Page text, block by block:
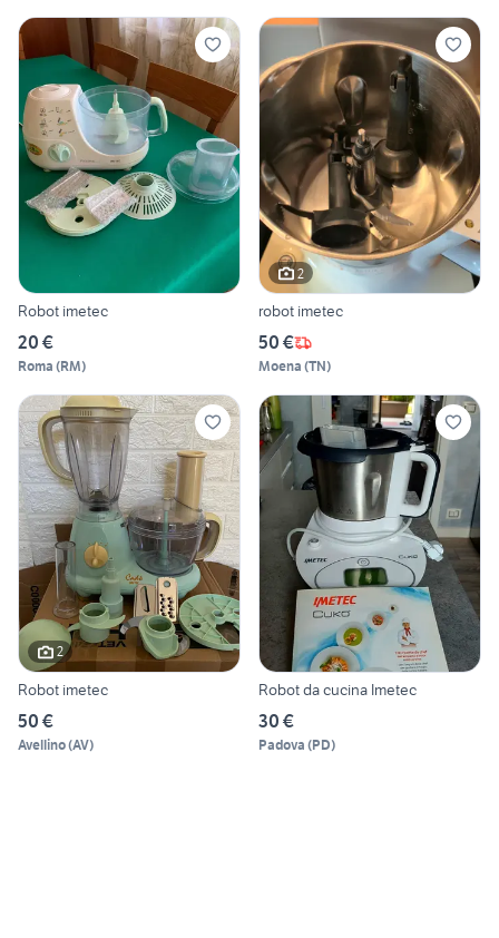
Robot imetec
20 €
Roma (RM)
2
robot imetec
50 €
Moena (TN)
2
Robot imetec
50 €
Avellino(AV)
Robot da cucina Imetec
30 €
Padova (PD)